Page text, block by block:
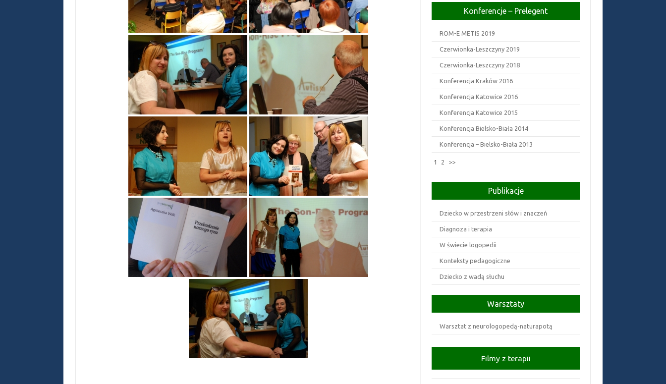
Konferencje – Prelegent
ROM-E METIS 2019
Czerwionka-Leszczyny 2019
Czerwionka-Leszczyny 2018
Konferencja Kraków 2016
Konferencja Katowice 2016
Konferencja Katowice 2015
Konferencja Bielsko-Biała 2014
Konferencja – Bielsko-Biała 2013
1 2 >>
Publikacje
Dziecko w przestrzeni słów i znaczeń
Diagnoza i terapia
W świecie logopedii
Konteksty pedagogiczne
Dziecko z wadą słuchu
Warsztaty
Warsztat z neurologopedą-naturapotą
Filmy z terapii